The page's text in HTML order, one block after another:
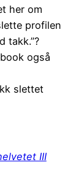
her om
profilen
takk.”?
også
slettet
III